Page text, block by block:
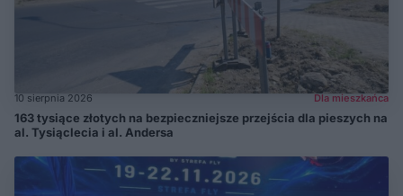
10 sierpnia 2026 Dla mieszkańca
163 tysiące złotych na bezpieczniejsze przejścia dla pieszych na
al. Tysiąclecia i al. Andersa